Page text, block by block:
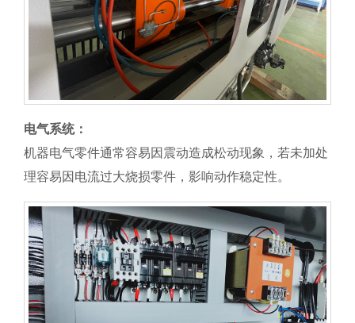
电气系统：
机器电气零件通常容易因震动造成松动现象，若未加处
理容易因电流过大烧损零件，影响动作稳定性。